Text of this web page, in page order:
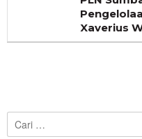
Xaverius
Cari
untuk: